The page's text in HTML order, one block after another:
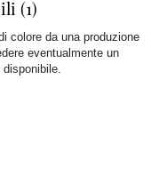
(1)
colore da una produzione
eventualmente un